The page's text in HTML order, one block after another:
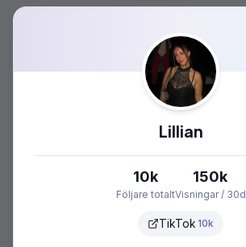
Lillian
10k
Följare totalt
150k
Visningar / 30d
TikTok 10k